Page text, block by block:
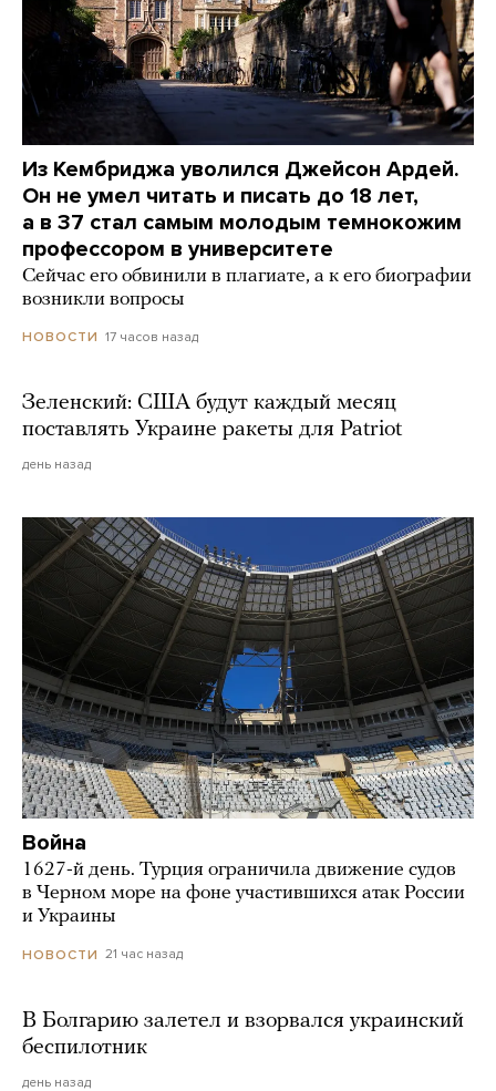
Из Кембриджа уволился Джейсон Ардей.
Он не умел читать и писать до 18 лет,
а в 37 стал самым молодым темнокожим
профессором в университете
Сейчас его обвинили в плагиате, а к его биографии
возникли вопросы
НОВОСТИ 17 часов назад
Зеленский: США будут каждый месяц
поставлять Украине ракеты для Patriot
день назад
Война
1627-й день. Турция ограничила движение судов
в Черном море на фоне участившихся атак России
и Украины
НОВОСТИ 21 час назад
В Болгарию залетел и взорвался украинский
беспилотник
день назад